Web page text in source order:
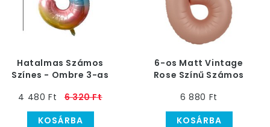
Hatalmas Számos
Színes - Ombre 3-as
4 480 Ft
6 320 Ft
KOSÁRBA
6-os Matt Vintage
Rose Színű Számos
cm
6 880 Ft
KOSÁRBA